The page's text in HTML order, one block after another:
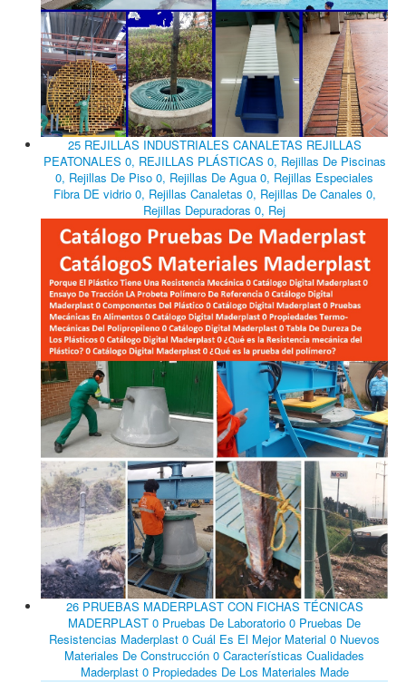
25 REJILLAS INDUSTRIALES CANALETAS REJILLAS
PEATONALES 0, REJILLAS PLÁSTICAS 0, Rejillas De Piscinas
0, Rejillas De Piso 0, Rejillas De Agua 0, Rejillas Especiales
Fibra DE vidrio 0, Rejillas Canaletas 0, Rejillas De Canales 0,
Rejillas Depuradoras 0, Rej
26 PRUEBAS MADERPLAST CON FICHAS TÉCNICAS
MADERPLAST 0 Pruebas De Laboratorio 0 Pruebas De
Resistencias Maderplast 0 Cuál Es El Mejor Material 0 Nuevos
Materiales De Construcción 0 Características Cualidades
Maderplast 0 Propiedades De Los Materiales Made